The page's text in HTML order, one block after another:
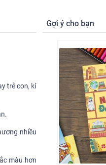
trẻ con, kí
nhiều
màu hơn
Gợi ý cho bạn